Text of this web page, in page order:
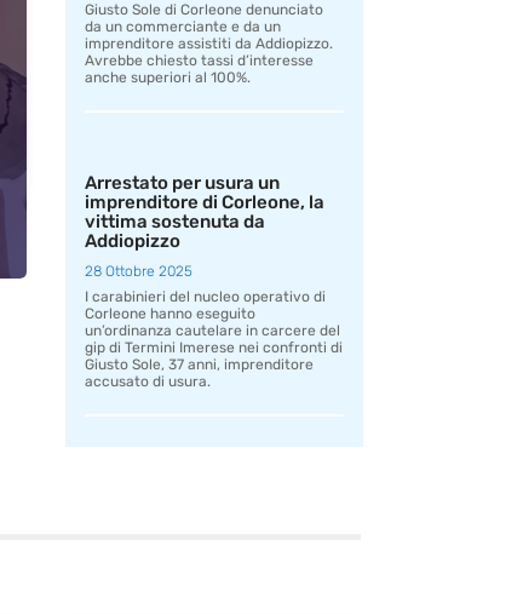
Giusto Sole di Corleone denunciato
da un commerciante e da un
imprenditore assistiti da Addiopizzo.
Avrebbe chiesto tassi d’interesse
anche superiori al 100%.
Arrestato per usura un
imprenditore di Corleone, la
vittima sostenuta da
Addiopizzo
28 Ottobre 2025
I carabinieri del nucleo operativo di
Corleone hanno eseguito
un’ordinanza cautelare in carcere del
gip di Termini Imerese nei confronti di
Giusto Sole, 37 anni, imprenditore
accusato di usura.